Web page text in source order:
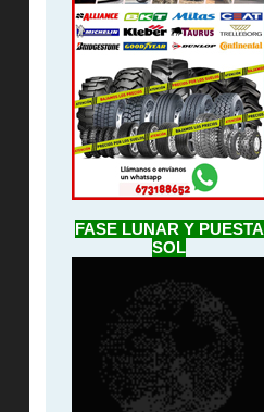
FASE LUNAR Y PUESTA
SOL